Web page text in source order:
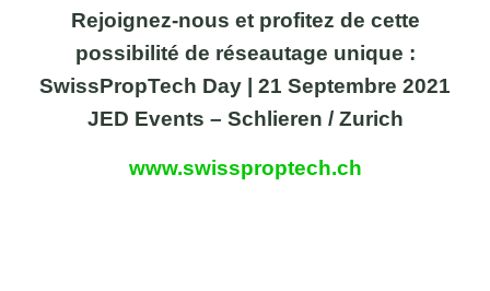
Rejoignez-nous et profitez de cette
possibilité de réseautage unique :
SwissPropTech Day | 21 Septembre 2021
JED Events – Schlieren / Zurich
www.swissproptech.ch